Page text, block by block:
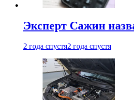
Эксперт Сажин
2 года спустя2 года спустя